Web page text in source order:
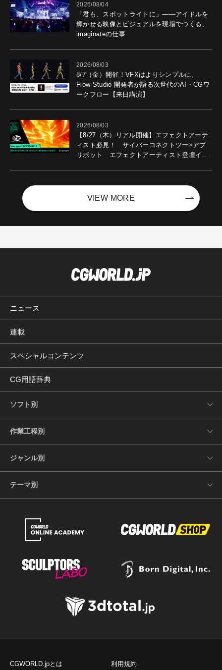
2026/08/04
「君も、スポットライトに」――アイドルを
輝かせる映像とビジュアルを現場でつくる、
imaginateの仕事
2026/08/03
8/7（金）開催！VFXはよりシンプルに。
Flow Studio 開発者が語る次世代のAI・CGワ
ークフロー【来日講演】
2026/08/03
【8/27（木）リアル開催】エフェクトアーテ
ィスト必見！ サイバーコネクトツー×アプ
リボット エフェクトアーティスト登壇イベ
VIEW MORE
ニュース
連載
スペシャルコンテンツ
CG用語辞典
ソフト別
作業工程別
ジャンル別
テーマ別
CGWORLD.jpとは 利用規約